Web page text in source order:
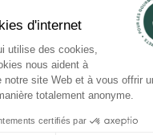
Des offres toute
Profitez de
long de l'année sur des
sélections de produits